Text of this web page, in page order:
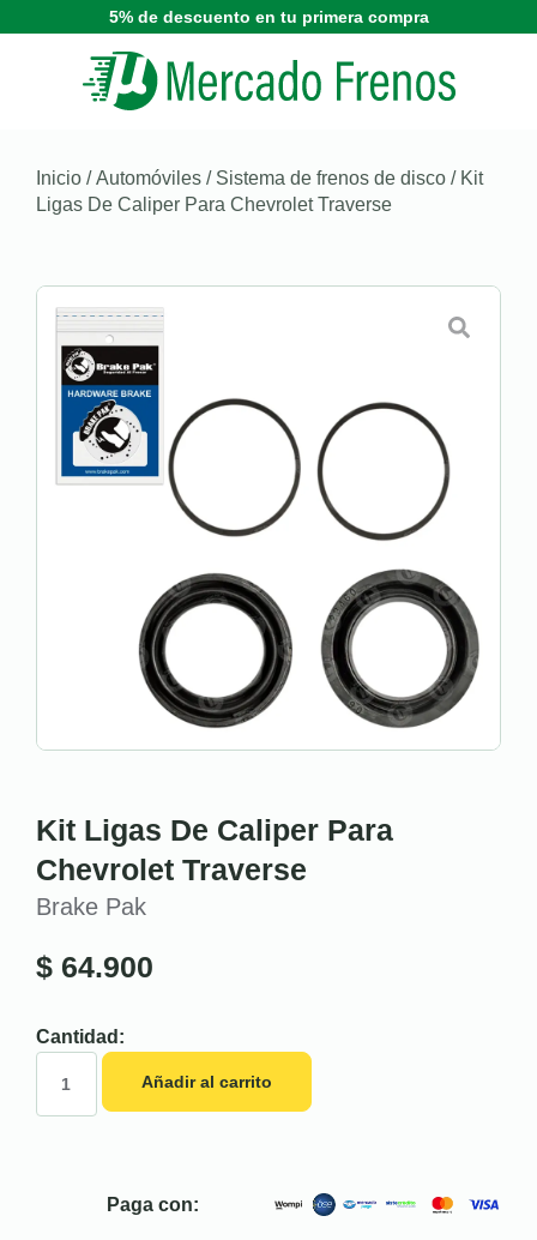
5% de descuento en tu primera compra
Inicio /Automóviles / Sistema de frenos de disco / Kit
Ligas De Caliper Para Chevrolet Traverse
Kit Ligas De Caliper Para
Chevrolet Traverse
Brake Pak
$ 64.900
Cantidad:
Añadir al carrito
Paga con: